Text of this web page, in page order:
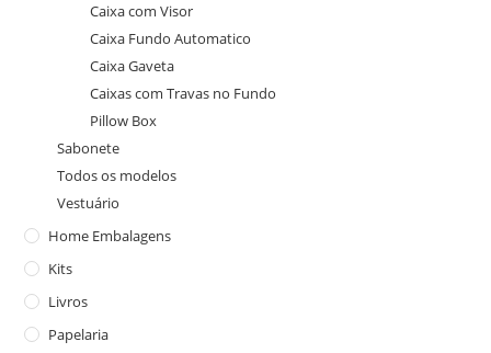
Caixa com Visor
Caixa Fundo Automatico
Caixa Gaveta
Caixas com Travas no Fundo
Pillow Box
Sabonete
Todos os modelos
Vestuário
Home Embalagens
Kits
Livros
Papelaria